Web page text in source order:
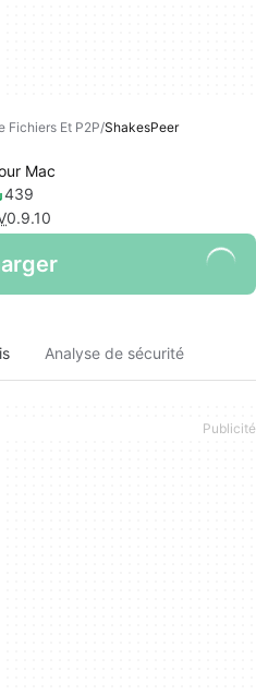
Fichiers Et P2P ShakesPeer
Mac
439
0.9.10
Analyse de sécurité